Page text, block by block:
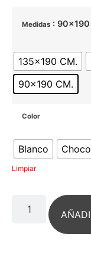
Medidas : 90x190
135x190 CM.
90x190 CM.
Color
Blanco
Limpiar